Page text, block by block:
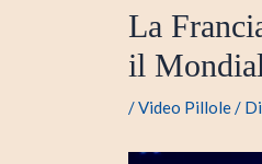
La
il
/Video Pillole/ Di